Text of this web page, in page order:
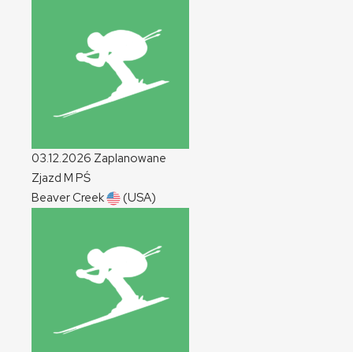
03.12.2026 Zaplanowane
Zjazd M PŚ
Beaver Creek
(USA)